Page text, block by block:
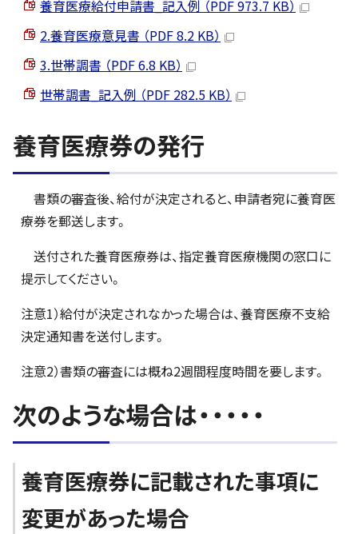
養育医療給付申請書_記入例 （PDF 973.7 KB）
2.養育医療意見書 （PDF 8.2 KB）
3.世帯調書 （PDF 6.8 KB）
世帯調書_記入例 （PDF 282.5 KB）
養育医療券の発行
書類の審査後、給付が決定されると、申請者宛に養育医
療券を郵送します。
送付された養育医療券は、指定養育医療機関の窓口に
提示してください。
注意1）給付が決定されなかった場合は、養育医療不支給
決定通知書を送付します。
注意2）書類の審査には概ね2週間程度時間を要します。
次のような場合は・・・・・
養育医療券に記載された事項に
変更があった場合